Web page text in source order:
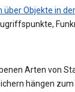
über Objekte in
Arten von
hängen